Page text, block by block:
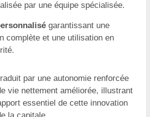
par une équipe spécialisée.
garantissant une
complète et une utilisation en
par une autonomie renforcée
vie nettement améliorée, illustrant
essentiel de cette innovation